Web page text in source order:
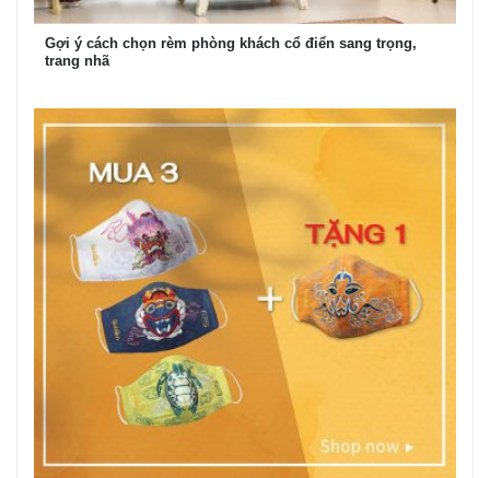
Gợi ý cách chọn rèm phòng khách cổ điển sang trọng,
trang nhã